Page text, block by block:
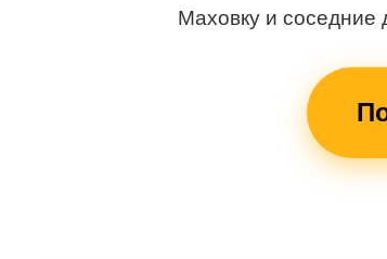
Маховку и соседние